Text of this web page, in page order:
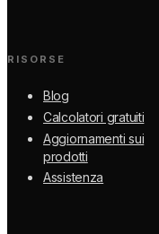
RISORSE
Blog
Calcolatori gratuiti
Aggiornamenti sui
prodotti
Assistenza